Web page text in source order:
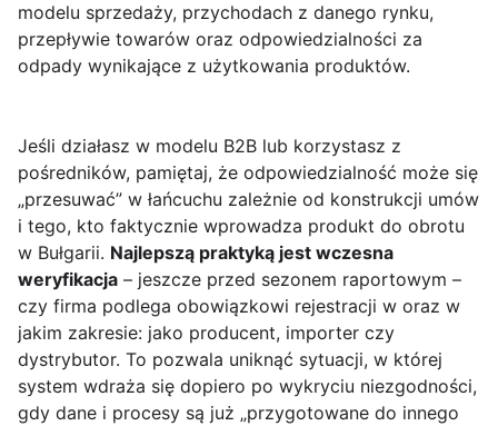
modelu sprzedaży, przychodach z danego rynku,
przepływie towarów oraz odpowiedzialności za
odpady wynikające z użytkowania produktów.
Jeśli działasz w modelu B2B lub korzystasz z
pośredników, pamiętaj, że odpowiedzialność może się
„przesuwać” w łańcuchu zależnie od konstrukcji umów
i tego, kto faktycznie wprowadza produkt do obrotu
w Bułgarii. Najlepszą praktyką jest wczesna
weryfikacja – jeszcze przed sezonem raportowym –
czy firma podlega obowiązkowi rejestracji w oraz w
jakim zakresie: jako producent, importer czy
dystrybutor. To pozwala uniknąć sytuacji, w której
system wdraża się dopiero po wykryciu niezgodności,
gdy dane i procesy są już „przygotowane do innego